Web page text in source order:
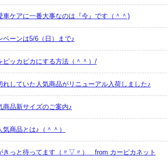
車ケアに一番大事なのは『今』です（＾＾)
ペーンは5/6（日）まで♪
ピッカピカにする方法（＾＾）/
れしていた人気商品がリニューアル入荷しました♪
商品新サイズのご案内♪
気商品とは♪（＾＾）
きっと待ってます（〃▽〃） from カーピカネット